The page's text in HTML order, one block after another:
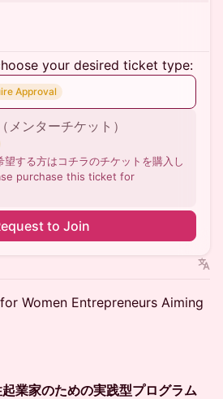
your desired ticket type:
Approval
ンターチケット）
望する方はコチラのチケットを購入し
purchase this ticket for
to Join
Women Entrepreneurs Aiming
業家のための実践型プログラム